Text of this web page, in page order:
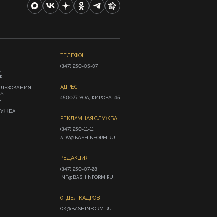
ТЕЛЕФОН
(347) 250-05-07
АДРЕС
450077, УФА, КИРОВА, 45
РЕКЛАМНАЯ СЛУЖБА
(347) 250-11-11
ADV@BASHINFORM.RU
РЕДАКЦИЯ
(347) 250-07-28
INF@BASHINFORM.RU
ОТДЕЛ КАДРОВ
OK@BASHINFORM.RU